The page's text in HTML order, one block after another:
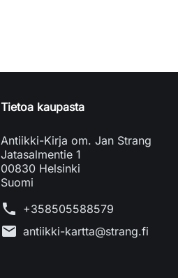
Tietoa kaupasta
Antiikki-Kirja om. Jan Strang
Jatasalmentie 1
00830 Helsinki
Suomi
phone +358505588579
mail antiikki-kartta@strang.fi